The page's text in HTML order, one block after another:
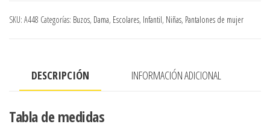
cantidad
SKU: A448 Categorías: Buzos, Dama, Escolares, Infantil, Niñas, Pantalones de mujer
DESCRIPCIÓN INFORMACIÓN ADICIONAL
Tabla de medidas